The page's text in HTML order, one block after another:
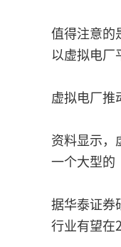
值得注意的
以虚拟电厂
虚拟电厂推
资料显示，
一个大型的
据华泰证券
行业有望在